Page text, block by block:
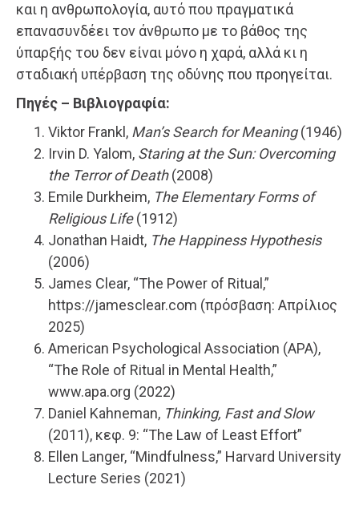
και η ανθρωπολογία, αυτό που πραγματικά
επανασυνδέει τον άνθρωπο με το βάθος της
ύπαρξής του δεν είναι μόνο η χαρά, αλλά κι η
σταδιακή υπέρβαση της οδύνης που προηγείται.
Πηγές – Βιβλιογραφία:
Viktor Frankl, Man’s Search for Meaning(1946)
Irvin D. Yalom, Staring at the Sun: Overcoming
the Terror of Death(2008)
Emile Durkheim, The Elementary Forms of
Religious Life(1912)
Jonathan Haidt, The Happiness Hypothesis
(2006)
James Clear, “The Power of Ritual,”
https://jamesclear.com (πρόσβαση: Απρίλιος
2025)
American Psychological Association (APA),
“The Role of Ritual in Mental Health,”
www.apa.org (2022)
Daniel Kahneman, Thinking, Fast and Slow
(2011), κεφ. 9: “The Law of Least Effort”
Ellen Langer, “Mindfulness,” Harvard University
Lecture Series (2021)